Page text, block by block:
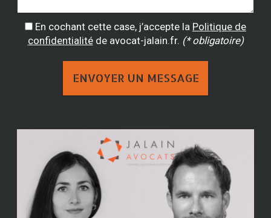
En cochant cette case, j’accepte la Politique de
confidentialitéde avocat-jalain.fr. (* obligatoire)